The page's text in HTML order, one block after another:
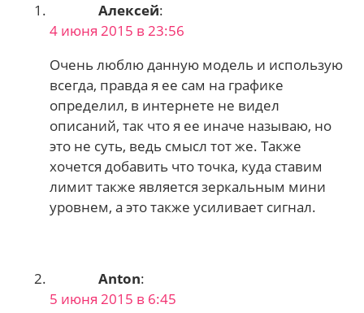
Алексей:
4 июня 2015 в 23:56
Очень люблю данную модель и использую
всегда, правда я ее сам на графике
определил, в интернете не видел
описаний, так что я ее иначе называю, но
это не суть, ведь смысл тот же. Также
хочется добавить что точка, куда ставим
лимит также является зеркальным мини
уровнем, а это также усиливает сигнал.
Anton:
5 июня 2015 в 6:45